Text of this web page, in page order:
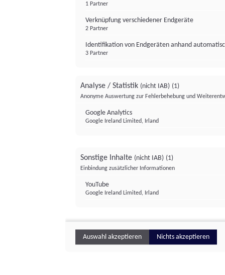
1 Partner
Verknüpfung verschiedener Endgeräte
2 Partner
Identifikation von Endgeräten anhand
3 Partner
Analyse / Statistik (nicht IAB) (1)
Anonyme Auswertung zur Fehlerbehebung und
Google Analytics
Google Ireland Limited, Irland
Sonstige Inhalte (nicht IAB) (1)
Einbindung zusätzlicher Informationen
YouTube
Google Ireland Limited, Irland
Auswahl akzeptieren Nichts akzeptieren